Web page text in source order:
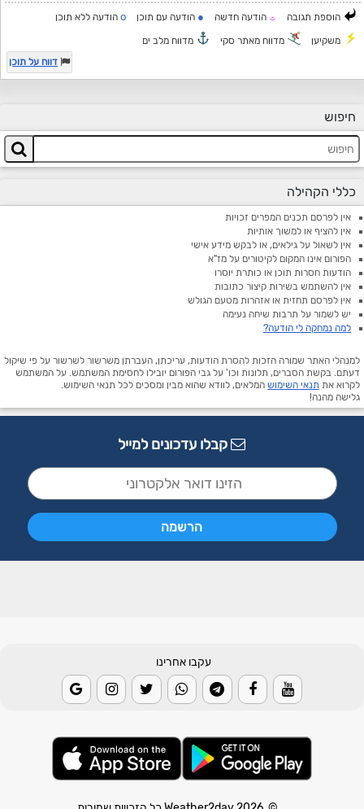
הוספת תגובה ☼ הודעה חדשה ● הודעה עם תוכן o הודעה ללא תוכן
משקיען מדווח מאתר סקי
מדווח מלב ים
דווח על תוכן
חיפוש
כללי הקהילה
אין לפרסם תכנים המפרים זכויות
אין להציף או למשוך אותיות
אין לשאול על גילאים, או לבקש מידע אישי
הפורום אינו המקום לקיטורים על מז"א
הודעות חסרות תוכן או כותרת יוסרו
אין להשתמש בשירות קיצור כתובות
אין לפרסם תחזית או אזהרות מטעם הגולש
יש לשמור על תרבות שיחה נעימה
למה נמחקה לי הודעה?
למנהלי האתר שמורה הזכות להסרת הודעות, עריכתן, העברתן משרשור לשרשור על פי שיקול
דעתם. בקשת הסברים, תלונות וכו' על גבי הפורום יובילו לחסימת המשתמש. על המשתמש
לקרוא את תנאי השימוש המלאים, לוודא שהוא מבין ומסכים לכל תנאי השימוש.
גלישה מהנה!
קבלו עדכונים למייל
עקבו אחרינו